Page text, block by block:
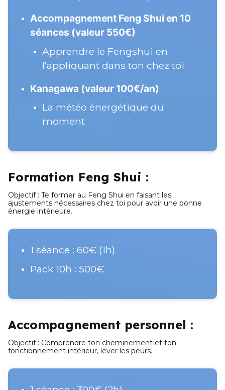
Accompagnement Feng Shui en 10
séances (valeur 550€)
Apprendre le Fengshui en
l’appliquant dans ton chez toi
Kanagawa (valeur 100€/an)
La météo énergétique du
moment
Formation Feng Shui :
Objectif : Te former au Feng Shui en faisant les
ajustements nécessaires chez toi pour avoir une bonne
énergie intérieure.
1 séance : 60€ (1h)
Pack 10h : 500€
Accompagnement personnel :
Objectif : Comprendre ton cheminement et ton
fonctionnement intérieur, lever les peurs.